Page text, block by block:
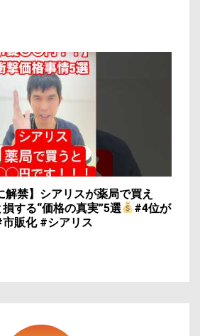
解禁】シアリスが薬局で買え
する“価格の真実”5選
#4位が
販化 #シアリス